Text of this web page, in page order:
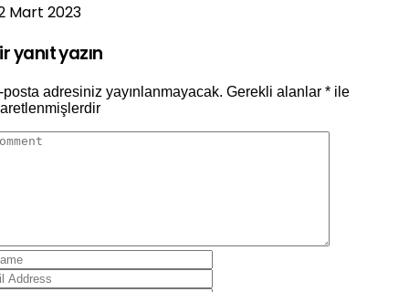
Mart 2023
yanıt yazın
posta adresiniz yayınlanmayacak. Gerekli alanlar * ile